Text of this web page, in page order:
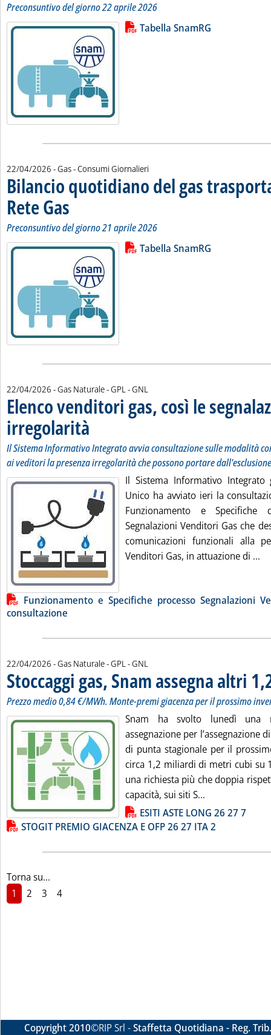
Preconsuntivo del giorno 22 aprile 2026
Leggi tutta la notizia: 'Bilancio
Lista allegati PDF alla notiziaTabella SnamRG
22/04/2026 - Gas - Consumi Giornalieri
Bilancio quotidiano del gas
Rete Gas . Sottotitolo: Preconsuntivo del giorno 21 aprile 2026
. Pubblicata mercoledì 22 aprile 2026 alle 13.13.
Preconsuntivo del giorno 21 aprile 2026
Leggi tutta la notizia: 'Bilancio
Lista allegati PDF alla notiziaTabella SnamRG
22/04/2026 - Gas Naturale - GPL - GNL
Elenco venditori gas, così le
irregolarità . Sottotitolo: Il Sistema Informativo Integrato avvia
. Pubblicata mercoledì 22 aprile 2026 alle 12.26.
Il Sistema Informativo Integrato avvia consultazione sulle modalità
ai veditori la presenza irregolarità che possono portare
Il Sistema Informativo Integrato
Unico ha avviato ieri la
Funzionamento e Specifiche
Segnalazioni Venditori Gas che
comunicazioni funzionali alla
Venditori Gas, in attuazione di ...
Lista allegati PDF alla notizia
Funzionamento e Specifiche processo Segnalazioni
consultazione
22/04/2026 - Gas Naturale - GPL - GNL
Stoccaggi gas, Snam assegna altri
Prezzo medio 0,84 €/MWh. Monte-premi giacenza per il prossimo
Snam ha svolto lunedì una
assegnazione per l’assegnazione
di punta stagionale per il
circa 1,2 miliardi di metri cubi su
una richiesta più che doppia
capacità, sui siti S...
Lista allegati PDF alla notiziaESITI ASTE LONG 26 27 7
STOGIT PREMIO GIACENZA E OFP 26 27 ITA 2
Torna su...
1
2 3 4
Copyright 2010©RIP Srl -Staffetta Quotidiana - Reg.